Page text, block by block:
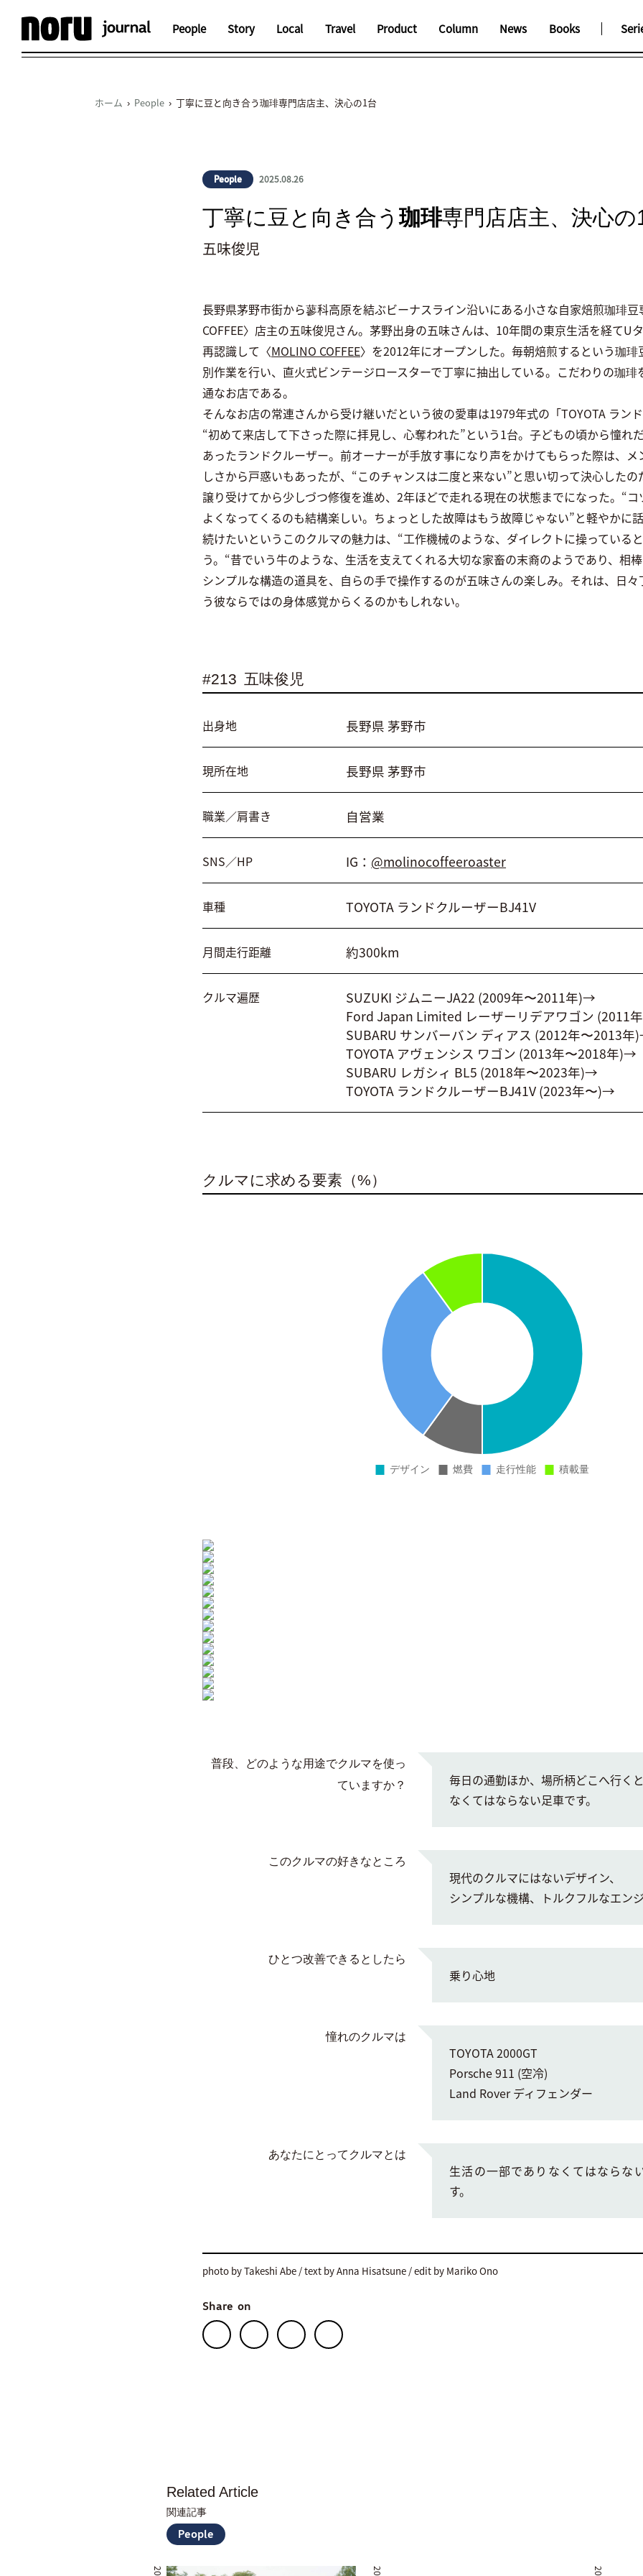
People Story Local Travel Product Column News Books
ホーム › People › 丁寧に豆と向き合う珈琲専門店店主、決心の1台
People 2025.08.26
丁寧に豆と向き合う珈琲専門店店主、決心の
五味俊児
長野県茅野市街から蓼科高原を結ぶビーナスライン沿いにある小さな自家焙煎珈琲
COFFEE〉店主の五味俊児さん。茅野出身の五味さんは、10年間の東京生活を経てU
再認識して〈MOLINO COFFEE〉を2012年にオープンした。毎朝焙煎するという珈
別作業を行い、直火式ビンテージロースターで丁寧に抽出している。こだわりの珈琲
通なお店である。
そんなお店の常連さんから受け継いだという彼の愛車は1979年式の「TOYOTA ラン
“初めて来店して下さった際に拝見し、心奪われた”という1台。子どもの頃から憧れ
あったランドクルーザー。前オーナーが手放す事になり声をかけてもらった際は、
しさから戸惑いもあったが、“このチャンスは二度と来ない”と思い切って決心したの
譲り受けてから少しづつ修復を進め、2年ほどで走れる現在の状態までになった。“
よくなってくるのも結構楽しい。ちょっとした故障はもう故障じゃない”と軽やかに
続けたいというこのクルマの魅力は、“工作機械のような、ダイレクトに操っている
う。“昔でいう牛のような、生活を支えてくれる大切な家畜の末裔のようであり、相棒
シンプルな構造の道具を、自らの手で操作するのが五味さんの楽しみ。それは、日
う彼ならではの身体感覚からくるのかもしれない。
#213 五味俊児
出身地 長野県 茅野市
現所在地 長野県 茅野市
職業／肩書き 自営業
SNS／HP IG： @molinocoffeeroaster
車種 TOYOTA ランドクルーザーBJ41V
月間走行距離 約300km
クルマ遍歴
SUZUKI ジムニーJA22 (2009年〜2011年)→
Ford Japan Limited レーザーリデアワゴン (2011
SUBARU サンバーバン ディアス (2012年〜2013
TOYOTA アヴェンシス ワゴン (2013年〜2018年)→
SUBARU レガシィ BL5 (2018年〜2023年)→
TOYOTA ランドクルーザーBJ41V (2023年〜)→
クルマに求める要素（%）
普段、どのような用途でクルマを使っ
ていますか？
毎日の通勤ほか、場所柄どこへ行く
なくてはならない足車です。
このクルマの好きなところ
現代のクルマにはないデザイン、
シンプルな機構、トルクフルなエンジ
ひとつ改善できるとしたら
乗り心地
憧れのクルマは
TOYOTA 2000GT
Porsche 911 (空冷)
Land Rover ディフェンダー
あなたにとってクルマとは
生活の一部でありなくてはならな
す。
photo by Takeshi Abe / text by Anna Hisatsune / edit by Mariko Ono
Share on
Related Article
関連記事
People